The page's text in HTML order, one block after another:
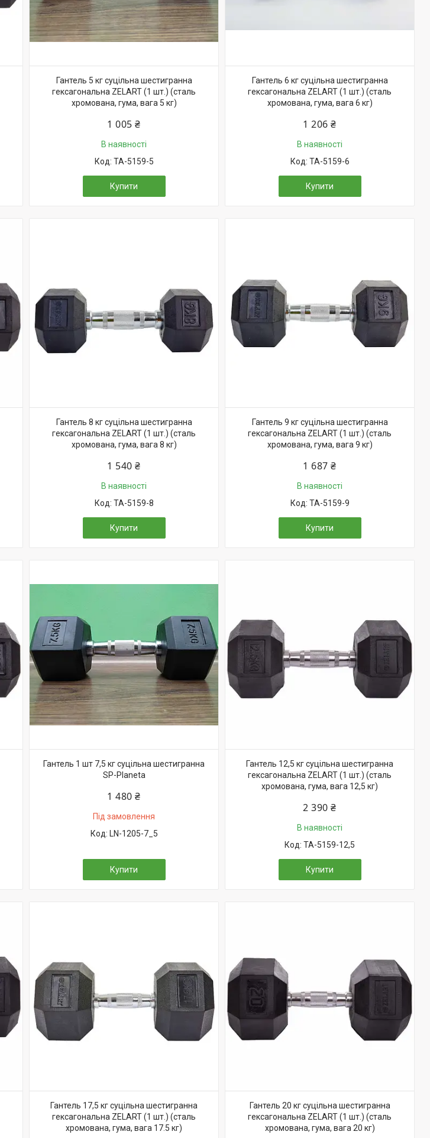
Гантель 5 кг суцільна шестигранна
гексагональна ZELART (1 шт.) (сталь
хромована, гума, вага 5 кг)
1 005 ₴
В наявності
TA-5159-5
Купити
Гантель 6 кг суцільна шестигранна
гексагональна ZELART (1 шт.) (сталь
хромована, гума, вага 6 кг)
1 206 ₴
В наявності
TA-5159-6
Купити
Гантель 8 кг суцільна шестигранна
гексагональна ZELART (1 шт.) (сталь
хромована, гума, вага 8 кг)
1 540 ₴
В наявності
TA-5159-8
Купити
Гантель 9 кг суцільна шестигранна
гексагональна ZELART (1 шт.) (сталь
хромована, гума, вага 9 кг)
1 687 ₴
В наявності
TA-5159-9
Купити
Гантель 1 шт 7,5 кг суцільна шестигранна
SP-Planeta
1 480 ₴
Під замовлення
LN-1205-7_5
Купити
Гантель 12,5 кг суцільна шестигранна
гексагональна ZELART (1 шт.) (сталь
хромована, гума, вага 12,5 кг)
2 390 ₴
В наявності
TA-5159-12,5
Купити
Гантель 17,5 кг суцільна шестигранна
гексагональна ZELART (1 шт.) (сталь
хромована, гума, вага 17.5 кг)
Гантель 20 кг суцільна шестигранна
гексагональна ZELART (1 шт.) (сталь
хромована, гума, вага 20 кг)